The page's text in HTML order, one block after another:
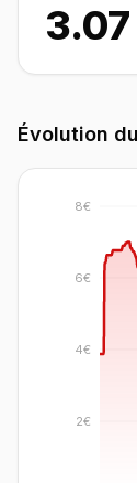
Évolution
2€
4€
6€
8€